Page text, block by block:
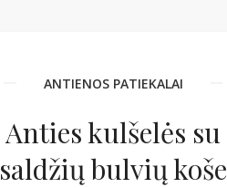
ANTIENOS PATIEKALAI
Anties kulšelės su
saldžių bulvių koše